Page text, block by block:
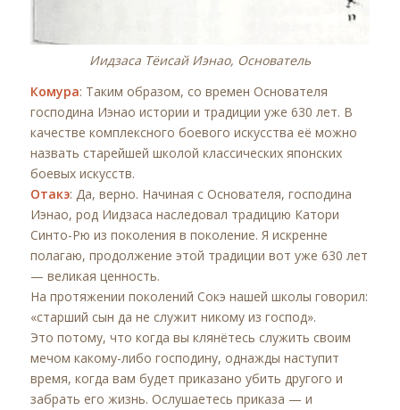
Иидзаса Тёисай Иэнао, Основатель
Комура: Таким образом, со времен Основателя
господина Иэнао истории и традиции уже 630 лет. В
качестве комплексного боевого искусства её можно
назвать старейшей школой классических японских
боевых искусств.
Отакэ: Да, верно. Начиная с Основателя, господина
Иэнао, род Иидзаса наследовал традицию Катори
Синто-Рю из поколения в поколение. Я искренне
полагаю, продолжение этой традиции вот уже 630 лет
— великая ценность.
На протяжении поколений Сокэ нашей школы говорил:
«старший сын да не служит никому из господ».
Это потому, что когда вы клянётесь служить своим
мечом какому-либо господину, однажды наступит
время, когда вам будет приказано убить другого и
забрать его жизнь. Ослушаетесь приказа — и